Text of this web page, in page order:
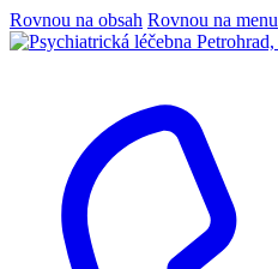
Rovnou na obsah Rovnou na menu